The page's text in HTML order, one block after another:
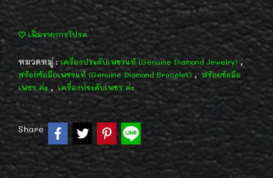
เพิ่มรายการโปรด
หมวดหมู่ : เครื่องประดับเพชรแท้ (Genuine Diamond Jewelry),
สร้อยข้อมือเพชรแท้ (Genuine Diamond Bracelet) , สร้อยข้อมือ
เพชร ค่ะ , เครื่องประดับเพชร ค่ะ
Share